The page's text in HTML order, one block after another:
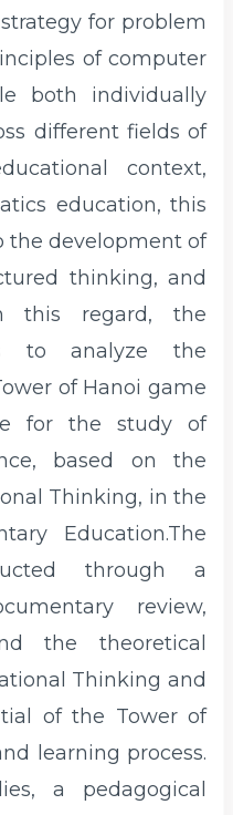
for problem
of computer
both individually
different fields of
context,
education, this
the development of
thinking, and
this regard, the
to analyze the
of Hanoi game
for the study of
based on the
Thinking, in the
Education.The
through a
review,
the theoretical
Thinking and
of the Tower of
learning process.
a pedagogical